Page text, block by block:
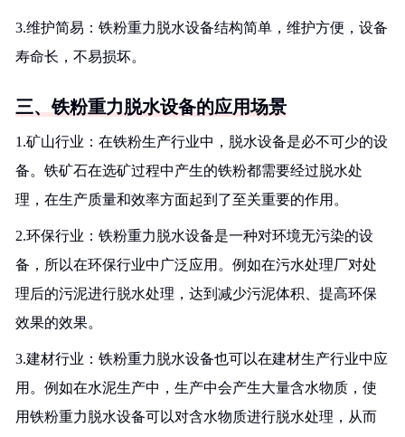
3.维护简易：铁粉重力脱水设备结构简单，维护方便，设备
寿命长，不易损坏。
三、铁粉重力脱水设备的应用场景
1.矿山行业：在铁粉生产行业中，脱水设备是必不可少的设
备。铁矿石在选矿过程中产生的铁粉都需要经过脱水处
理，在生产质量和效率方面起到了至关重要的作用。
2.环保行业：铁粉重力脱水设备是一种对环境无污染的设
备，所以在环保行业中广泛应用。例如在污水处理厂对处
理后的污泥进行脱水处理，达到减少污泥体积、提高环保
效果的效果。
3.建材行业：铁粉重力脱水设备也可以在建材生产行业中应
用。例如在水泥生产中，生产中会产生大量含水物质，使
用铁粉重力脱水设备可以对含水物质进行脱水处理，从而